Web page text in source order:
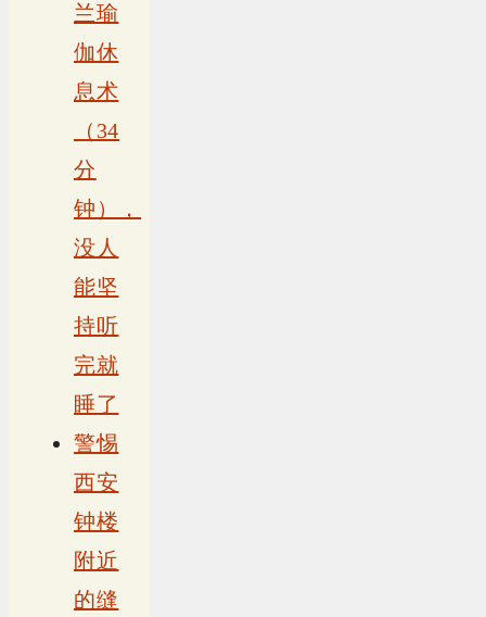
兰瑜
伽休
息术
（34
分
钟），
没人
能坚
持听
完就
睡了
警惕
西安
钟楼
附近
的缝